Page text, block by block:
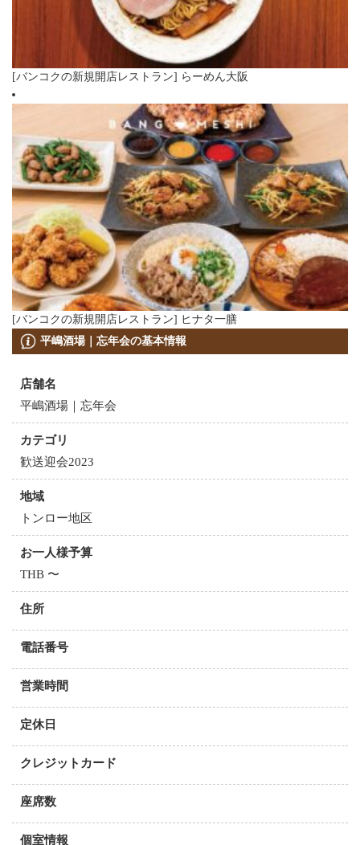
[バンコクの新規開店レストラン] らーめん大阪
[バンコクの新規開店レストラン] ヒナタ一膳
平嶋酒場｜忘年会の基本情報
店舗名
平嶋酒場｜忘年会
カテゴリ
歓送迎会2023
地域
トンロー地区
お一人様予算
THB 〜
住所
電話番号
営業時間
定休日
クレジットカード
座席数
個室情報